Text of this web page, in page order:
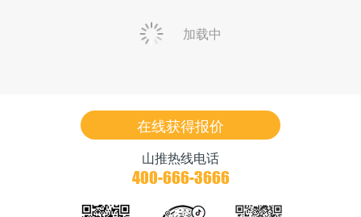
加载中
在线获得报价
山推热线电话
400-666-3666